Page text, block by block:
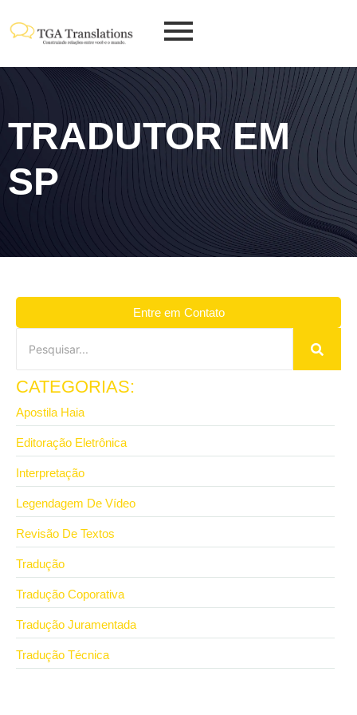
TRADUTOR EM
SP
Entre em Contato
CATEGORIAS:
Apostila Haia
Editoração Eletrônica
Interpretação
Legendagem De Vídeo
Revisão De Textos
Tradução
Tradução Coporativa
Tradução Juramentada
Tradução Técnica